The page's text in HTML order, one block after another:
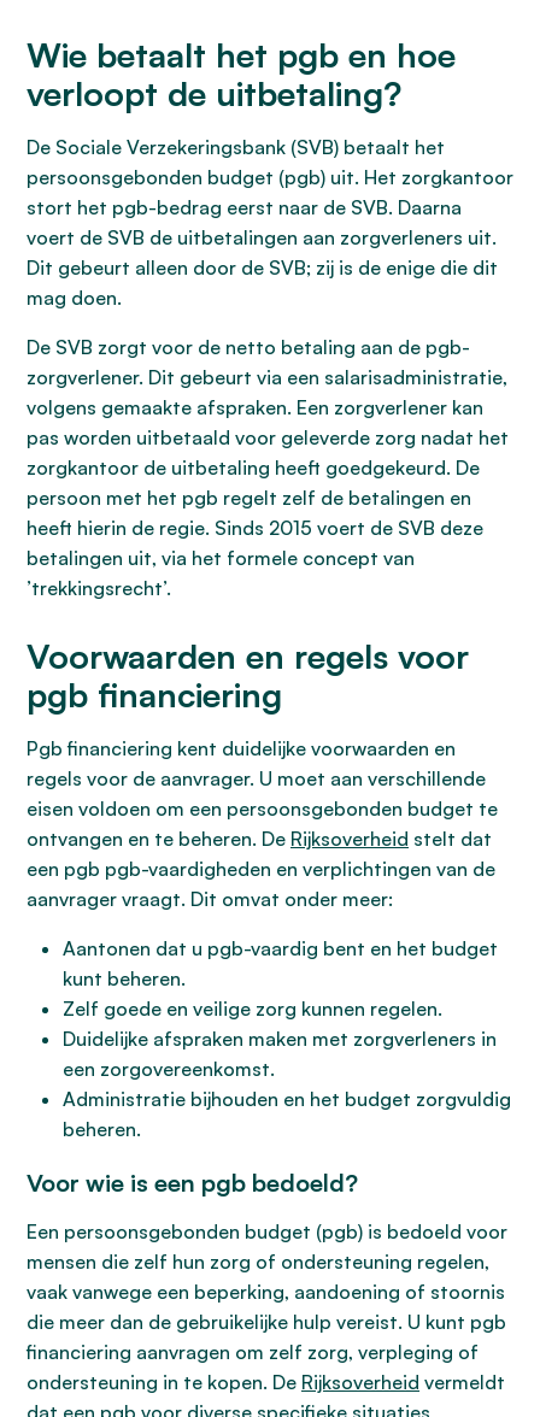
Wie betaalt het pgb en hoe
verloopt de uitbetaling?
De Sociale Verzekeringsbank (SVB) betaalt het
persoonsgebonden budget (pgb) uit. Het zorgkantoor
stort het pgb-bedrag eerst naar de SVB. Daarna
voert de SVB de uitbetalingen aan zorgverleners uit.
Dit gebeurt alleen door de SVB; zij is de enige die dit
mag doen.
De SVB zorgt voor de netto betaling aan de pgb-
zorgverlener. Dit gebeurt via een salarisadministratie,
volgens gemaakte afspraken. Een zorgverlener kan
pas worden uitbetaald voor geleverde zorg nadat het
zorgkantoor de uitbetaling heeft goedgekeurd. De
persoon met het pgb regelt zelf de betalingen en
heeft hierin de regie. Sinds 2015 voert de SVB deze
betalingen uit, via het formele concept van
’trekkingsrecht’.
Voorwaarden en regels voor
pgb financiering
Pgb financiering kent duidelijke voorwaarden en
regels voor de aanvrager. U moet aan verschillende
eisen voldoen om een persoonsgebonden budget te
ontvangen en te beheren. De Rijksoverheid stelt dat
een pgb pgb-vaardigheden en verplichtingen van de
aanvrager vraagt. Dit omvat onder meer:
Aantonen dat u pgb-vaardig bent en het budget
kunt beheren.
Zelf goede en veilige zorg kunnen regelen.
Duidelijke afspraken maken met zorgverleners in
een zorgovereenkomst.
Administratie bijhouden en het budget zorgvuldig
beheren.
Voor wie is een pgb bedoeld?
Een persoonsgebonden budget (pgb) is bedoeld voor
mensen die zelf hun zorg of ondersteuning regelen,
vaak vanwege een beperking, aandoening of stoornis
die meer dan de gebruikelijke hulp vereist. U kunt pgb
financiering aanvragen om zelf zorg, verpleging of
ondersteuning in te kopen. De Rijksoverheid vermeldt
dat een pgb voor diverse specifieke situaties